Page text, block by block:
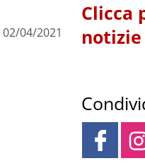
02/04/2021
Clicca
notizie